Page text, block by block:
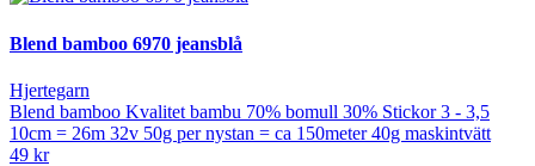
Blend bamboo 6970 jeansblå
Hjertegarn
Blend bamboo Kvalitet bambu 70% bomull 30% Stickor 3 - 3,5
10cm = 26m 32v 50g per nystan = ca 150meter 40g maskintvätt
49 kr